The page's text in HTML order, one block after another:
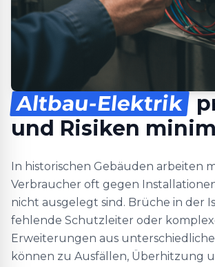
Altbau-Elektrik
und Risiken
In historischen Gebäuden arbeiten
Verbraucher oft gegen
nicht ausgelegt sind. Brüche in der
fehlende Schutzleiter oder
Erweiterungen aus
können zu Ausfällen, Überhitzung